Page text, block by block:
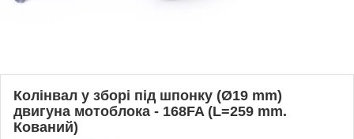
Колінвал у зборі під шпонку (Ø19 mm)
двигуна мотоблока - 168FA (L=259 mm.
Кований)